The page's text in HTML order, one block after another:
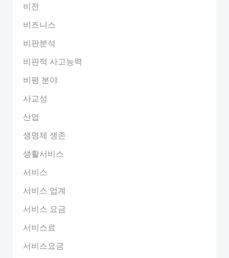
비전
비즈니스
비판분석
비판적 사고능력
비평 분야
사교성
산업
생명체 생존
생활서비스
서비스
서비스 업계
서비스 요금
서비스료
서비스요금